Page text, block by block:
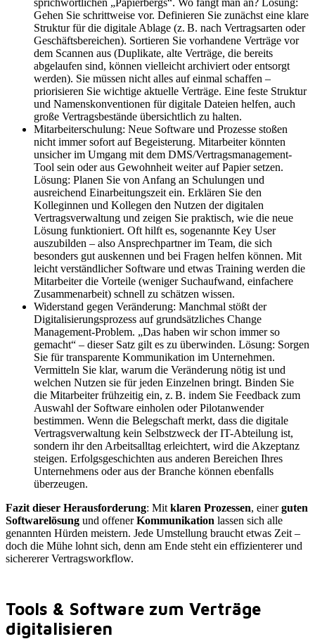
sprichwörtlichen „Papierbergs“. Wo fängt man an? Lösung:
Gehen Sie schrittweise vor. Definieren Sie zunächst eine klare
Struktur für die digitale Ablage (z. B. nach Vertragsarten oder
Geschäftsbereichen). Sortieren Sie vorhandene Verträge vor
dem Scannen aus (Duplikate, alte Verträge, die bereits
abgelaufen sind, können vielleicht archiviert oder entsorgt
werden). Sie müssen nicht alles auf einmal schaffen –
priorisieren Sie wichtige aktuelle Verträge. Eine feste Struktur
und Namenskonventionen für digitale Dateien helfen, auch
große Vertragsbestände übersichtlich zu halten.
Mitarbeiterschulung: Neue Software und Prozesse stoßen
nicht immer sofort auf Begeisterung. Mitarbeiter könnten
unsicher im Umgang mit dem DMS/Vertragsmanagement-
Tool sein oder aus Gewohnheit weiter auf Papier setzen.
Lösung: Planen Sie von Anfang an Schulungen und
ausreichend Einarbeitungszeit ein. Erklären Sie den
Kolleginnen und Kollegen den Nutzen der digitalen
Vertragsverwaltung und zeigen Sie praktisch, wie die neue
Lösung funktioniert. Oft hilft es, sogenannte Key User
auszubilden – also Ansprechpartner im Team, die sich
besonders gut auskennen und bei Fragen helfen können. Mit
leicht verständlicher Software und etwas Training werden die
Mitarbeiter die Vorteile (weniger Suchaufwand, einfachere
Zusammenarbeit) schnell zu schätzen wissen.
Widerstand gegen Veränderung: Manchmal stößt der
Digitalisierungsprozess auf grundsätzliches Change
Management-Problem. „Das haben wir schon immer so
gemacht“ – dieser Satz gilt es zu überwinden. Lösung: Sorgen
Sie für transparente Kommunikation im Unternehmen.
Vermitteln Sie klar, warum die Veränderung nötig ist und
welchen Nutzen sie für jeden Einzelnen bringt. Binden Sie
die Mitarbeiter frühzeitig ein, z. B. indem Sie Feedback zum
Auswahl der Software einholen oder Pilotanwender
bestimmen. Wenn die Belegschaft merkt, dass die digitale
Vertragsverwaltung kein Selbstzweck der IT-Abteilung ist,
sondern ihr den Arbeitsalltag erleichtert, wird die Akzeptanz
steigen. Erfolgsgeschichten aus anderen Bereichen Ihres
Unternehmens oder aus der Branche können ebenfalls
überzeugen.
Fazit dieser Herausforderung: Mit klaren Prozessen, einerguten
Softwarelösung und offenerKommunikation lassen sich alle
genannten Hürden meistern. Jede Umstellung braucht etwas Zeit –
doch die Mühe lohnt sich, denn am Ende steht ein effizienterer und
sichererer Vertragsworkflow.
Tools & Software zum Verträge
digitalisieren